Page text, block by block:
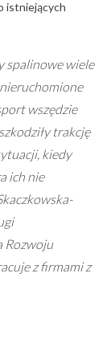
istniejących
spalinowe wiele
wszędzie
trakcję
kiedy
ich nie
Rozwoju
z firmami z